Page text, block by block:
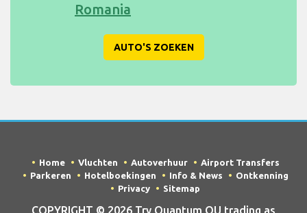
Romania
AUTO'S ZOEKEN
Home Vluchten Autoverhuur
Airport Transfers
Parkeren
Hotelboekingen Info & News
Ontkenning
Privacy
Sitemap
COPYRIGHT © 2026 Try Quantum OU trading as